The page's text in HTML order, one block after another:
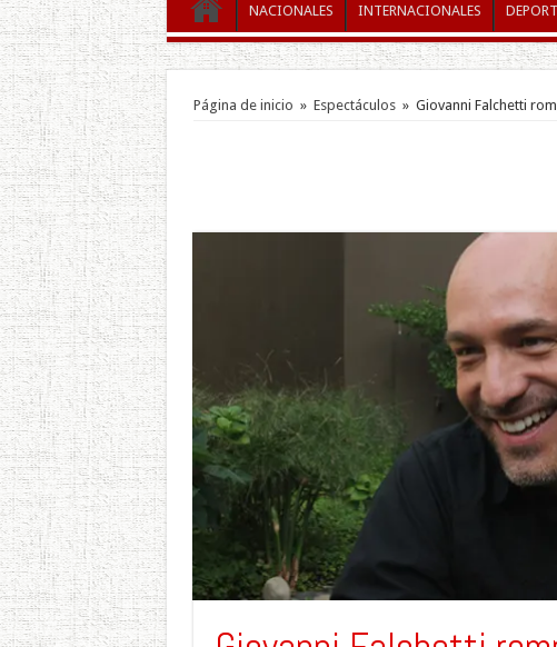
NACIONALES INTERNACIONALES
Página de inicio » Espectáculos » Giovanni Falchetti